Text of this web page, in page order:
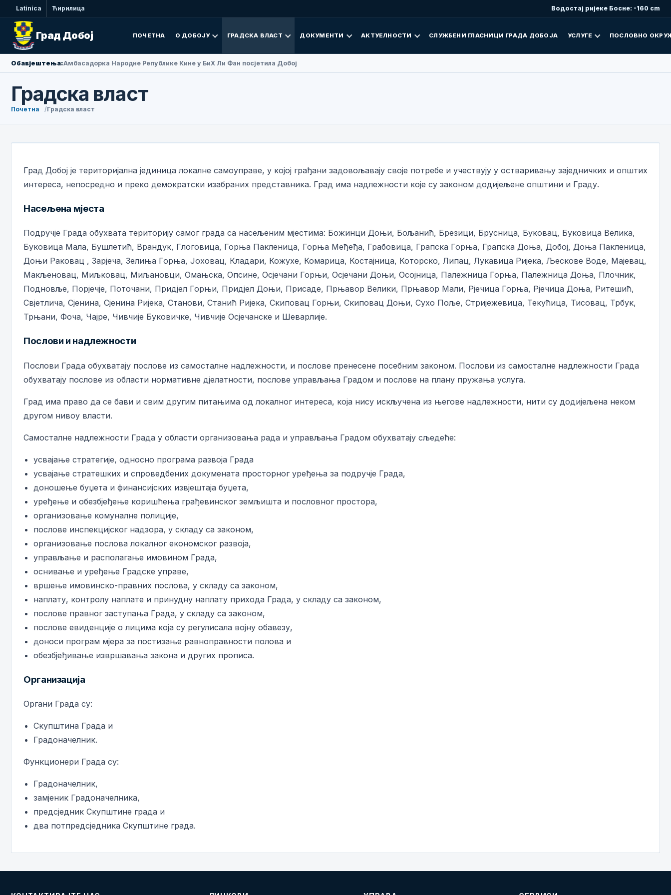
Latinica Ћирилица Водостај ријеке Босне: -160 cm
Град Добој ПОЧЕТНА О ДОБОЈУ ГРАДСКА ВЛАСТ ДОКУМЕНТИ АКТУЕЛНОСТИ СЛУЖБЕНИ ГЛАСНИЦИ ГРАДА ДОБОЈА УСЛУГЕ ПОСЛОВНО
Обавјештења:Амбасадорка Народне Републике Кине у БиХ Ли Фан посјетила Добој
Градска власт
Почетна Градска власт
Град Добој је територијална јединица локалне самоуправе, у којој грађани задовољавају своје потребе и учествују у остваривању заједничких и општих
интереса, непосредно и преко демократски изабраних представника. Град има надлежности које су законом додијељене општини и Граду.
Насељена мјеста
Подручје Града обухвата територију самог града са насељеним мјестима: Божинци Доњи, Бољанић, Брезици, Брусница, Буковац, Буковица Велика,
Буковица Мала, Бушлетић, Врандук, Глоговица, Горња Пакленица, Горња Међеђа, Грабовица, Грапска Горња, Грапска Доња, Добој, Доња Пакленица,
Доњи Раковац , Зарјеча, Зелиња Горња, Јоховац, Кладари, Кожухе, Комарица, Костајница, Которско, Липац, Лукавица Ријека, Љескове Воде, Мајевац,
Макљеновац, Миљковац, Миљановци, Омањска, Опсине, Осјечани Горњи, Осјечани Доњи, Осојница, Палежница Горња, Палежница Доња, Плочник,
Подновље, Порјечје, Поточани, Придјел Горњи, Придјел Доњи, Присаде, Прњавор Велики, Прњавор Мали, Рјечица Горња, Рјечица Доња, Ритешић,
Свјетлича, Сјенина, Сјенина Ријека, Станови, Станић Ријека, Скиповац Горњи, Скиповац Доњи, Сухо Поље, Стријежевица, Текућица, Тисовац, Трбук,
Трњани, Фоча, Чајре, Чивчије Буковичке, Чивчије Осјечанске и Шеварлије.
Послови и надлежности
Послови Града обухватају послове из самосталне надлежности, и послове пренесене посебним законом. Послови из самосталне надлежности Града
обухватају послове из области нормативне дјелатности, послове управљања Градом и послове на плану пружања услуга.
Град има право да се бави и свим другим питањима од локалног интереса, која нису искључена из његове надлежности, нити су додијељена неком
другом нивоу власти.
Самосталне надлежности Града у области организовања рада и управљања Градом обухватају сљедеће:
усвајање стратегије, односно програма развоја Града
усвајање стратешких и спроведбених докумената просторног уређења за подручје Града,
доношење буџета и финансијских извјештаја буџета,
уређење и обезбјеђење коришћења грађевинског земљишта и пословног простора,
организовање комуналне полиције,
послове инспекцијског надзора, у складу са законом,
организовање послова локалног економског развоја,
управљање и располагање имовином Града,
оснивање и уређење Градске управе,
вршење имовинско-правних послова, у складу са законом,
наплату, контролу наплате и принудну наплату прихода Града, у складу са законом,
послове правног заступања Града, у складу са законом,
послове евиденције о лицима која су регулисала војну обавезу,
доноси програм мјера за постизање равноправности полова и
обезбјеђивање извршавања закона и других прописа.
Организација
Органи Града су:
Скупштина Града и
Градоначелник.
Функционери Града су:
Градоначелник,
замјеник Градоначелника,
предсједник Скупштине града и
два потпредсједника Скупштине града.